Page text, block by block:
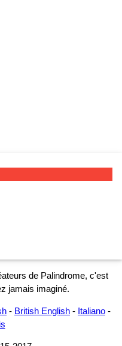
de Palindrome, c'est
jamais imaginé.
- British English - Italiano -